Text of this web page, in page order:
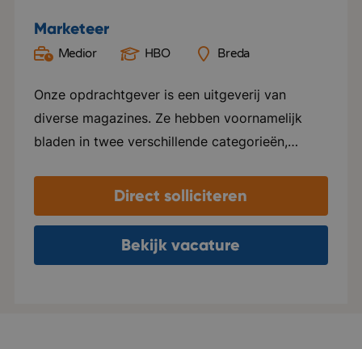
Marketeer
Medior HBO Breda
Onze opdrachtgever is een uitgeverij van
diverse magazines. Ze hebben voornamelijk
bladen in twee verschillende categorieën,
hier alles voor, van ontwerp tot marketing en
distributie. Elk blad beschikt over een eigen
website en social media kanalen. Naast het
uitgeven van tijdschriften, ondersteunen ze ook
Direct solliciteren
Bekijk vacature